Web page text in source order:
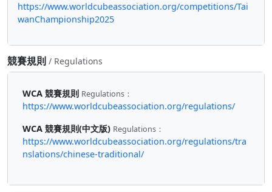
https://www.worldcubeassociation.org/competitions/Tai
wanChampionship2025
競賽規則 / Regulations
WCA 競賽規則 Regulations：
https://www.worldcubeassociation.org/regulations/
WCA 競賽規則(中文版) Regulations：
https://www.worldcubeassociation.org/regulations/tra
nslations/chinese-traditional/